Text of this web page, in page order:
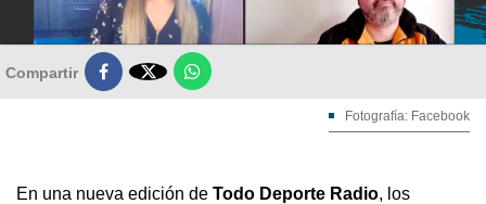
Compartir 
Fotografía: Facebook
En una nueva edición de Todo Deporte Radio, los